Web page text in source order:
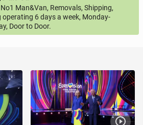
Man&Van, Removals, Shipping,
operating 6 days a week, Monday-
Door to Door.